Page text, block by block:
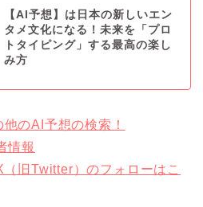
【AI予想】は日本の新しいエン
タメ文化になる！未来を「プロ
トタイピング」する最高の楽し
み方
のAI予想の検索！
情報
旧Twitter）のフォローはこ